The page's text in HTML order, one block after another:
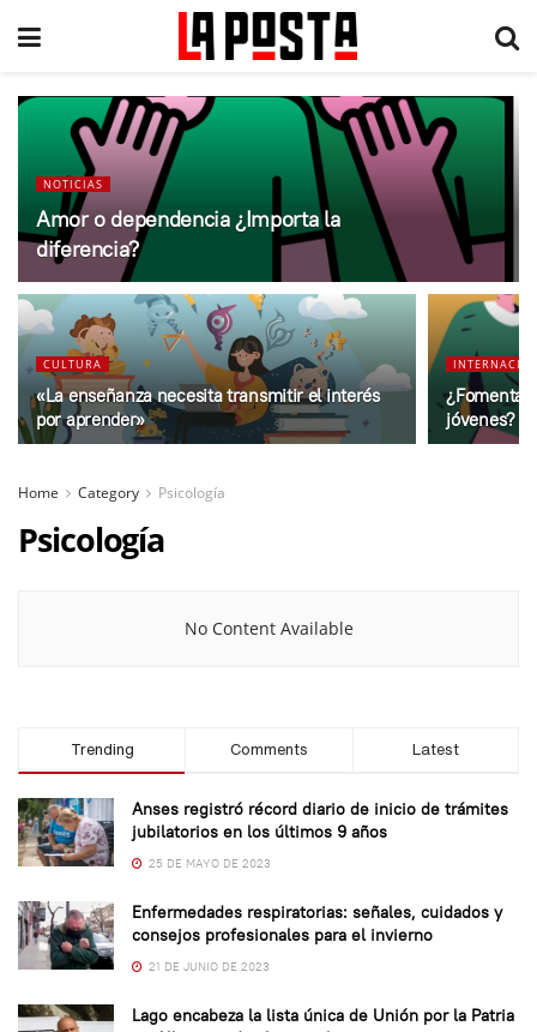
NOTICIAS
Amor o dependencia ¿Importa la
diferencia?
CULTURA
«La enseñanza necesita transmitir el interés
por aprender»
¿Fomentar
jóvenes?
Home Category Psicología
Psicología
No Content Available
Trending Comments Latest
Anses registró récord diario de inicio de trámites
jubilatorios en los últimos 9 años
25 DE MAYO DE 2023
Enfermedades respiratorias: señales, cuidados y
consejos profesionales para el invierno
21 DE JUNIO DE 2023
Lago encabeza la lista única de Unión por la Patria